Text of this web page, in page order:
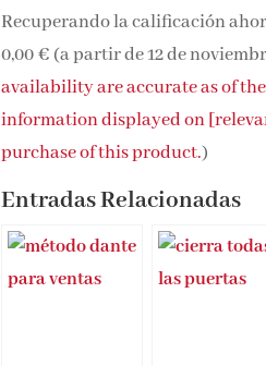
Recuperando la calificación
0,00 € (a partir de 12 de
availability are accurate as of
information displayed on
purchase of this product.)
Entradas Relacionadas